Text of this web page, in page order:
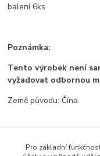
balení 6ks
Poznámka:
Tento výrobek není
vyžadovat odbornou
Země původu: Čína.
Zboží zařazeno v
Pro základní